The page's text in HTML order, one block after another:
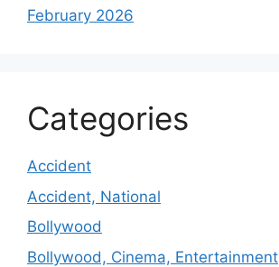
February 2026
Categories
Accident
Accident, National
Bollywood
Bollywood, Cinema, Entertainment